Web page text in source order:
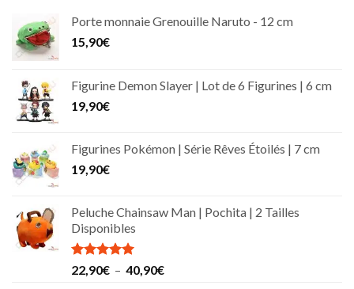
Porte monnaie Grenouille Naruto - 12 cm
15,90€
Figurine Demon Slayer | Lot de 6 Figurines | 6 cm
19,90€
Figurines Pokémon | Série Rêves Étoilés | 7 cm
19,90€
Peluche Chainsaw Man | Pochita | 2 Tailles
Disponibles
Note5.00
sur 5
22,90€ – 40,90€Plage